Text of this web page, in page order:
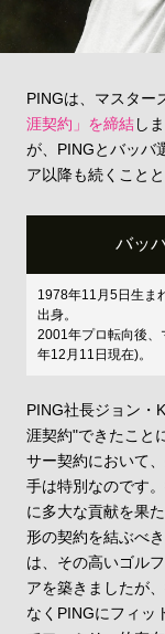
PINGは、マスター
涯契約」を締結し
が、PINGとバッバ
ア以降も続くことと
バッ
1978年11月5日生ま
出身。
2001年プロ転向後
年12月11日現在)。
PING社長ジョン・
涯契約"できたこと
サー契約において
手は特別なのです
に多大な貢献を果
形の契約を結ぶべ
は、その高いゴル
アを築きましたが
なくPINGにフィッ